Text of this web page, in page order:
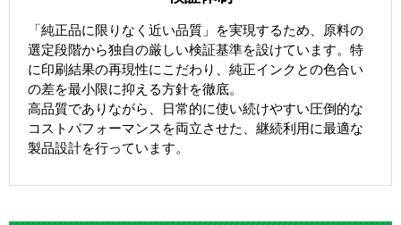
「純正品に限りなく近い品質」を実現するため、原料の
選定段階から独自の厳しい検証基準を設けています。特
に印刷結果の再現性にこだわり、純正インクとの色合い
の差を最小限に抑える方針を徹底。
高品質でありながら、日常的に使い続けやすい圧倒的な
コストパフォーマンスを両立させた、継続利用に最適な
製品設計を行っています。